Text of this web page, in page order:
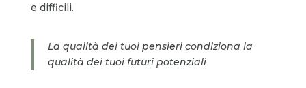
e difficili.
La qualità dei tuoi pensieri condiziona la
qualità dei tuoi futuri potenziali